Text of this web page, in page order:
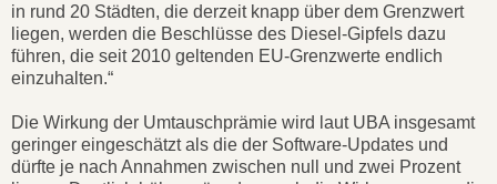
in rund 20 Städten, die derzeit knapp über dem Grenzwert
liegen, werden die Beschlüsse des Diesel-Gipfels dazu
führen, die seit 2010 geltenden EU-Grenzwerte endlich
einzuhalten.“
Die Wirkung der Umtauschprämie wird laut UBA insgesamt
geringer eingeschätzt als die der Software-Updates und
dürfte je nach Annahmen zwischen null und zwei Prozent